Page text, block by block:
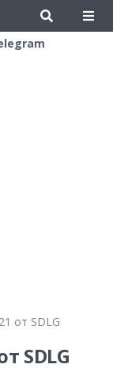
от SDLG
SDLG